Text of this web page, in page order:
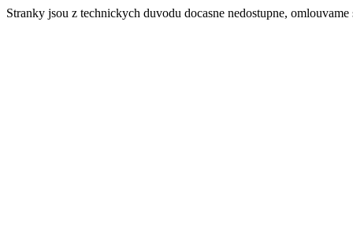
Stranky jsou z technickych duvodu docasne nedostupne, omlouvame